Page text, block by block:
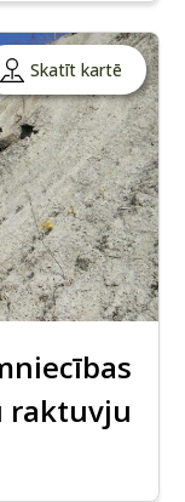
Skatīt kartē
raktuvju